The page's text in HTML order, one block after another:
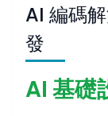
AI 編碼
發
AI 基礎